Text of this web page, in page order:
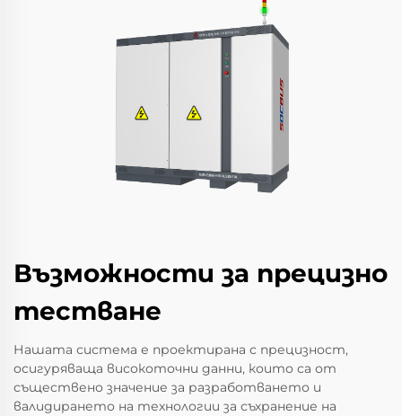
Възможности за прецизно
тестване
Нашата система е проектирана с прецизност,
осигуряваща високоточни данни, които са от
съществено значение за разработването и
валидирането на технологии за съхранение на